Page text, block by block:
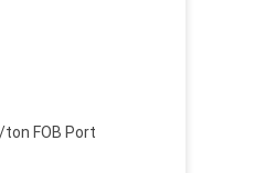
ton FOB Port